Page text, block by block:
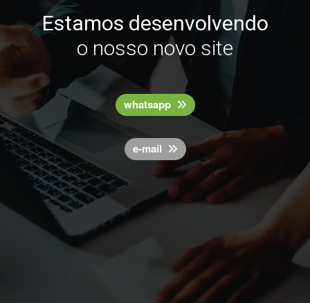
Estamos desenvolvendo
o nosso novo site
whatsapp
e-mail